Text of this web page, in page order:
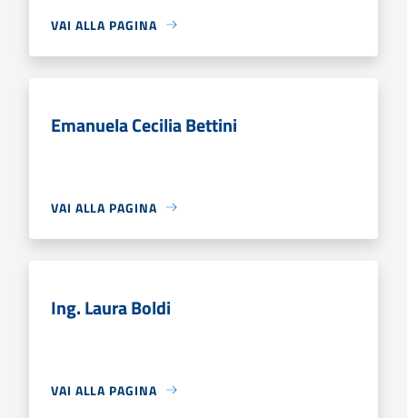
VAI ALLA PAGINA
Emanuela Cecilia Bettini
VAI ALLA PAGINA
Ing. Laura Boldi
VAI ALLA PAGINA